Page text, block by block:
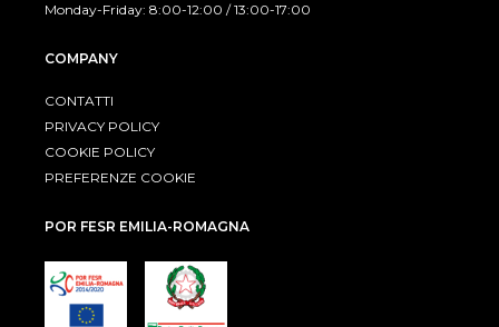
Monday-Friday: 8:00-12:00 / 13:00-17:00
COMPANY
CONTATTI
PRIVACY POLICY
COOKIE POLICY
PREFERENZE COOKIE
POR FESR EMILIA-ROMAGNA